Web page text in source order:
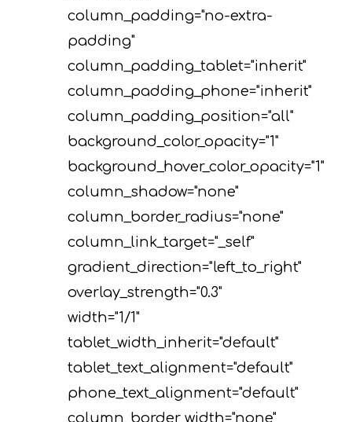
column_padding="no-extra-
padding"
column_padding_tablet="inherit"
column_padding_phone="inherit"
column_padding_position="all"
background_color_opacity="1"
background_hover_color_opacity="1"
column_shadow="none"
column_border_radius="none"
column_link_target="_self"
gradient_direction="left_to_right"
overlay_strength="0.3"
width="1/1"
tablet_width_inherit="default"
tablet_text_alignment="default"
phone_text_alignment="default"
column_border_width="none"